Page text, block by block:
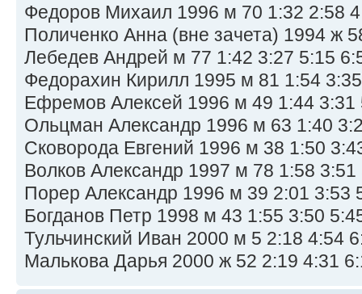
Федоров Михаил 1996 м 70 1:32 2:58
Поличенко Анна (вне зачета) 1994 ж
Лебедев Андрей м 77 1:42 3:27 5:15
Федорахин Кирилл 1995 м 81 1:54
Ефремов Алексей 1996 м 49 1:44 3:31
Ольцман Александр 1996 м 63 1:40
Сковорода Евгений 1996 м 38 1:50
Волков Александр 1997 м 78 1:58
Порер Александр 1996 м 39 2:01 3:53
Богданов Петр 1998 м 43 1:55 3:50
Тульчинский Иван 2000 м 5 2:18 4:54
Малькова Дарья 2000 ж 52 2:19 4:31